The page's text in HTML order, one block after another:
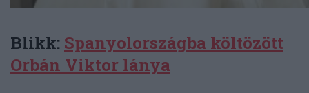
Blikk: Spanyolországba költözött
Orbán Viktor lánya